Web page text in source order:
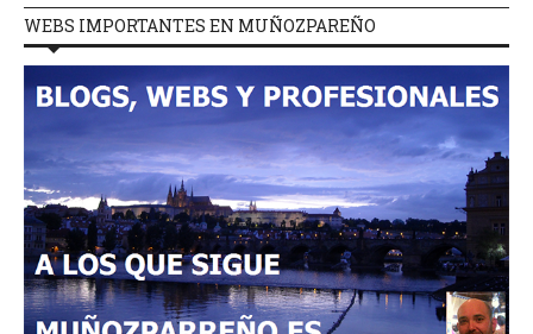
WEBS IMPORTANTES EN MUÑOZPAREÑO